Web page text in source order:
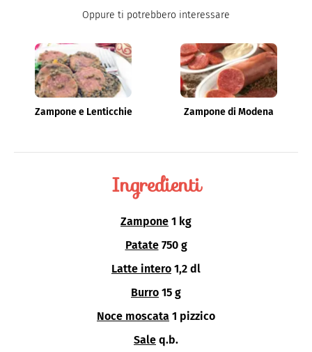
Oppure ti potrebbero interessare
Zampone e Lenticchie Zampone di Modena
Ingredienti
Zampone 1 kg
Patate 750 g
Latte intero 1,2 dl
Burro 15 g
Noce moscata 1 pizzico
Sale q.b.